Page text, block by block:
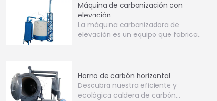
Máquina de carbonización con
elevación
La máquina carbonizadora de
elevación es un equipo que fabrica
Horno de carbón horizontal
Descubra nuestra eficiente y
ecológica caldera de carbón